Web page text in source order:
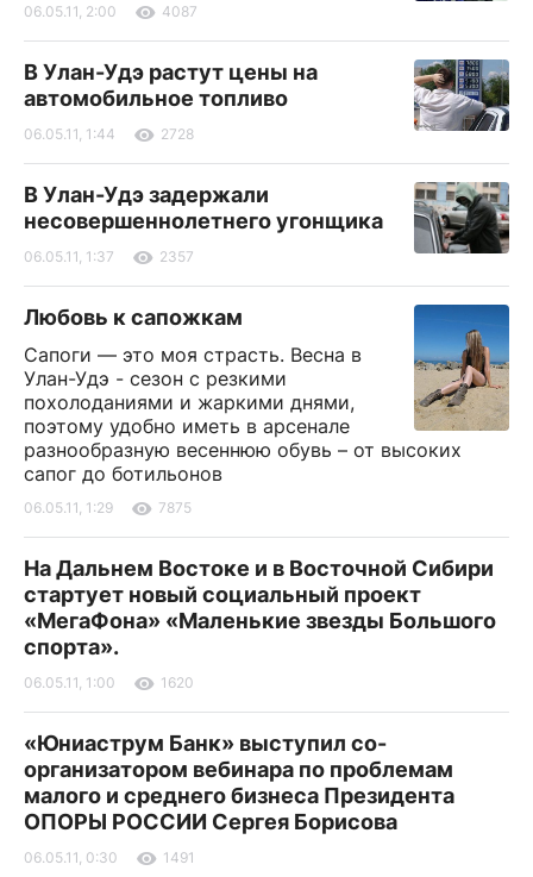
06.05.11, 2:00 4087
В Улан-Удэ растут цены на
автомобильное топливо
06.05.11, 1:44 2728
В Улан-Удэ задержали
несовершеннолетнего угонщика
06.05.11, 1:37 2357
Любовь к сапожкам
Сапоги — это моя страсть. Весна в
Улан-Удэ - сезон с резкими
похолоданиями и жаркими днями,
поэтому удобно иметь в арсенале
разнообразную весеннюю обувь – от высоких
сапог до ботильонов
06.05.11, 1:29 7875
На Дальнем Востоке и в Восточной Сибири
стартует новый социальный проект
«МегаФона» «Маленькие звезды Большого
спорта».
06.05.11, 1:00 1620
«Юниаструм Банк» выступил со-
организатором вебинара по проблемам
малого и среднего бизнеса Президента
ОПОРЫ РОССИИ Сергея Борисова
06.05.11, 0:30 1491